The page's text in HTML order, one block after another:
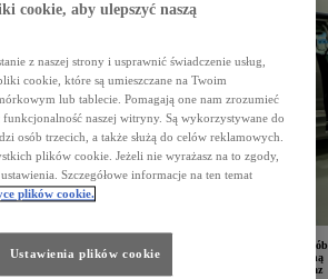
PROACE, które posiadają specjalne zabudowy do transportu osób
oferują wysoki poziom bezpieczeństwa i komfortu, a także pełną
Model PROACE CITY Verso z tego typu przystosowaniem oraz
cookie, aby ulepszyć naszą
z naszej strony i usprawnić świadczenie usług,
cookie, które są umieszczane na Twoim
lub tablecie. Pomagają one nam zrozumieć
naszej witryny. Są wykorzystywane do
osób trzecich, a także służą do celów reklamowych.
plików cookie. Jeżeli nie wyrażasz na to zgody,
Szczegółowe informacje na ten temat
plików cookie.
Ustawienia plików cookie